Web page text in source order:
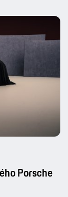
Porsche